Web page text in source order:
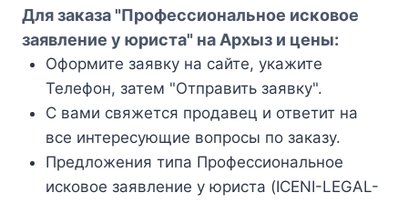
Для заказа "Профессиональное исковое
заявление у юриста" на Архыз и цены:
Оформите заявку на сайте, укажите
Телефон, затем "Отправить заявку".
С вами свяжется продавец и ответит на
все интересующие вопросы по заказу.
Предложения типа Профессиональное
исковое заявление у юриста (ICENI-LEGAL-